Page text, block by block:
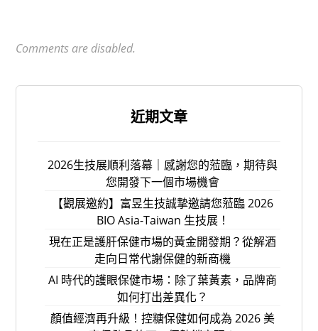
Comments are disabled.
近期文章
2026生技展順利落幕｜感謝您的蒞臨，期待與
您開發下一個市場機會
【觀展邀約】富昱生技誠摯邀請您蒞臨 2026
BIO Asia-Taiwan 生技展！
現在正是護肝保健市場的黃金開發期？從解酒
走向日常代謝保健的新商機
AI 時代的護眼保健市場：除了葉黃素，品牌商
如何打出差異化？
顏值經濟再升級！控糖保健如何成為 2026 美